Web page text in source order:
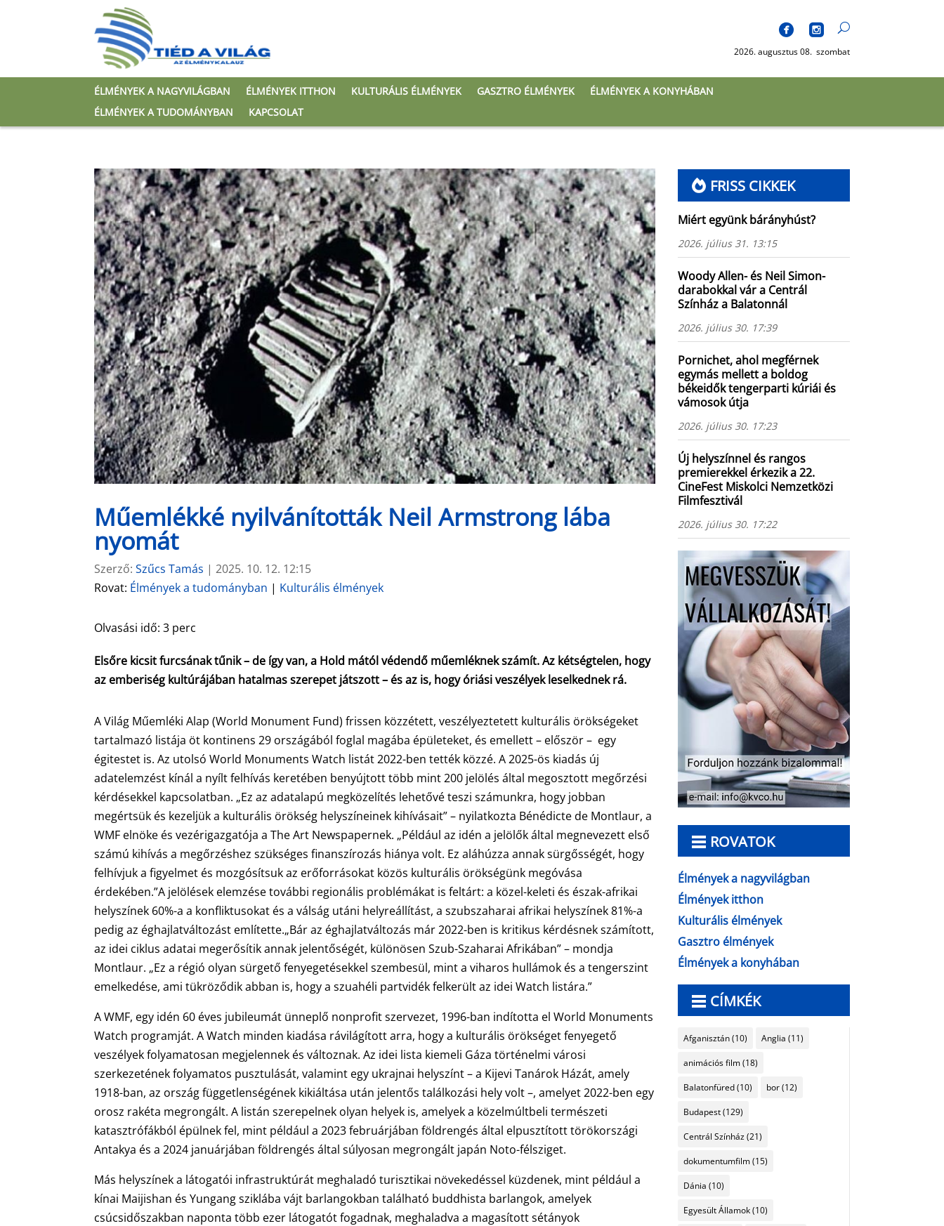
2026. augusztus 08. szombat
ÉLMÉNYEK A NAGYVILÁGBAN ÉLMÉNYEK ITTHON KULTURÁLIS ÉLMÉNYEK GASZTRO ÉLMÉNYEK
ÉLMÉNYEK A KONYHÁBAN
ÉLMÉNYEK A TUDOMÁNYBAN
KAPCSOLAT
Műemlékké nyilvánították Neil Armstrong lába
nyomát
Szerző:Szűcs Tamás |2025. 10. 12. 12:15
Rovat: Élmények a tudományban | Kulturális élmények
Olvasási idő:3 perc
Elsőre kicsit furcsának tűnik – de így van, a Hold mától védendő műemléknek számít. Az kétségtelen, hogy
az emberiség kultúrájában hatalmas szerepet játszott – és az is, hogy óriási veszélyek leselkednek rá.
A Világ Műemléki Alap (World Monument Fund) frissen közzétett, veszélyeztetett kulturális örökségeket
tartalmazó listája öt kontinens 29 országából foglal magába épületeket, és emellett – először – egy
égitestet is. Az utolsó World Monuments Watch listát 2022-ben tették közzé. A 2025-ös kiadás új
adatelemzést kínál a nyílt felhívás keretében benyújtott több mint 200 jelölés által megosztott megőrzési
kérdésekkel kapcsolatban. „Ez az adatalapú megközelítés lehetővé teszi számunkra, hogy jobban
megértsük és kezeljük a kulturális örökség helyszíneinek kihívásait” – nyilatkozta Bénédicte de Montlaur, a
WMF elnöke és vezérigazgatója a The Art Newspapernek. „Például az idén a jelölők által megnevezett első
számú kihívás a megőrzéshez szükséges finanszírozás hiánya volt. Ez aláhúzza annak sürgősségét, hogy
felhívjuk a figyelmet és mozgósítsuk az erőforrásokat közös kulturális örökségünk megóvása
érdekében.”A jelölések elemzése további regionális problémákat is feltárt: a közel-keleti és észak-afrikai
helyszínek 60%-a a konfliktusokat és a válság utáni helyreállítást, a szubszaharai afrikai helyszínek 81%-a
pedig az éghajlatváltozást említette.„Bár az éghajlatváltozás már 2022-ben is kritikus kérdésnek számított,
az idei ciklus adatai megerősítik annak jelentőségét, különösen Szub-Szaharai Afrikában” – mondja
Montlaur. „Ez a régió olyan sürgető fenyegetésekkel szembesül, mint a viharos hullámok és a tengerszint
emelkedése, ami tükröződik abban is, hogy a szuahéli partvidék felkerült az idei Watch listára.”
A WMF, egy idén 60 éves jubileumát ünneplő nonprofit szervezet, 1996-ban indította el World Monuments
Watch programját. A Watch minden kiadása rávilágított arra, hogy a kulturális örökséget fenyegető
veszélyek folyamatosan megjelennek és változnak. Az idei lista kiemeli Gáza történelmi városi
szerkezetének folyamatos pusztulását, valamint egy ukrajnai helyszínt – a Kijevi Tanárok Házát, amely
1918-ban, az ország függetlenségének kikiáltása után jelentős találkozási hely volt –, amelyet 2022-ben egy
orosz rakéta megrongált. A listán szerepelnek olyan helyek is, amelyek a közelmúltbeli természeti
katasztrófákból épülnek fel, mint például a 2023 februárjában földrengés által elpusztított törökországi
Antakya és a 2024 januárjában földrengés által súlyosan megrongált japán Noto-félsziget.
Más helyszínek a látogatói infrastruktúrát meghaladó turisztikai növekedéssel küzdenek, mint például a
kínai Maijishan és Yungang sziklába vájt barlangokban található buddhista barlangok, amelyek
csúcsidőszakban naponta több ezer látogatót fogadnak, meghaladva a magasított sétányok
FRISS CIKKEK
Miért együnk bárányhúst?
2026. július 31. 13:15
Woody Allen- és Neil Simon-
darabokkal vár a Centrál
Színház a Balatonnál
2026. július 30. 17:39
Pornichet, ahol megférnek
egymás mellett a boldog
békeidők tengerparti kúriái és
vámosok útja
2026. július 30. 17:23
Új helyszínnel és rangos
premierekkel érkezik a 22.
CineFest Miskolci Nemzetközi
Filmfesztivál
2026. július 30. 17:22
ROVATOK
Élmények a nagyvilágban
Élmények itthon
Kulturális élmények
Gasztro élmények
Élmények a konyhában
CÍMKÉK
Afganisztán(10) Anglia (11)
animációs film(18)
Balatonfüred(10) bor(12)
Budapest(129)
Centrál Színház(21)
dokumentumfilm(15)
Dánia (10)
Egyesült Államok(10)